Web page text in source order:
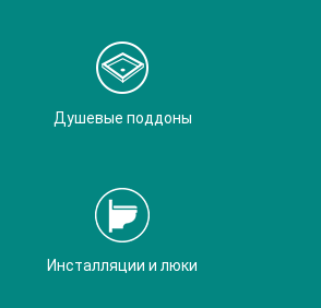
Душевые поддоны
Инсталляции и люки